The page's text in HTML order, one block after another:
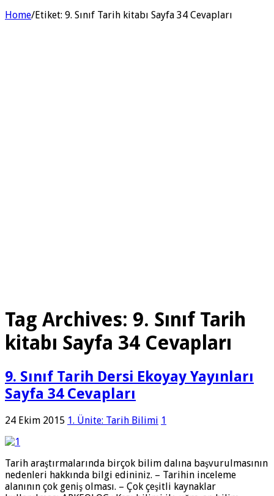
Home/Etiket: 9. Sınıf Tarih kitabı Sayfa 34 Cevapları
Tag Archives: 9. Sınıf Tarih
kitabı Sayfa 34 Cevapları
9. Sınıf Tarih Dersi Ekoyay Yayınları
Sayfa 34 Cevapları
24 Ekim 2015 1. Ünite: Tarih Bilimi 1
Tarih araştırmalarında birçok bilim dalına başvurulmasının
nedenleri hakkında bilgi edininiz. – Tarihin inceleme
alanının çok geniş olması. – Çok çeşitli kaynaklar